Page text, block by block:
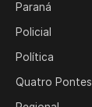
Paraná
Policial
Política
Quatro Pontes